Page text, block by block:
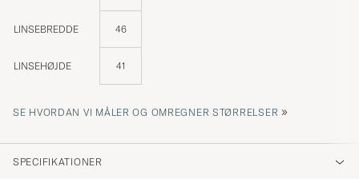
LINSEBREDDE 46
LINSEHØJDE 41
SE HVORDAN VI MÅLER OG OMREGNER STØRRELSER »
SPECIFIKATIONER